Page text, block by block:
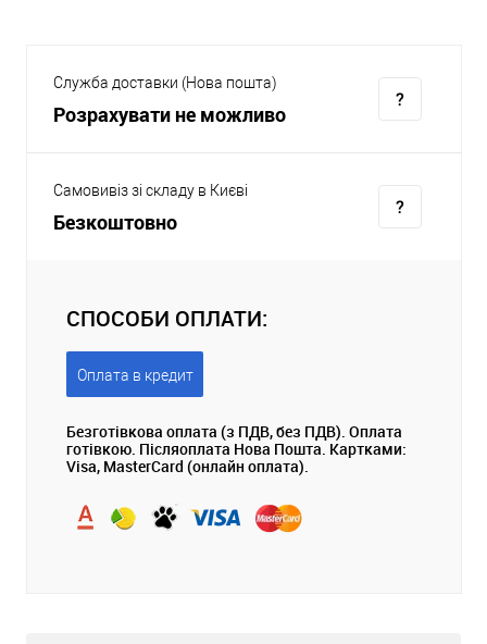
Служба доставки (Нова пошта)
Розрахувати не можливо
Самовивіз зі складу в Києві
Безкоштовно
СПОСОБИ ОПЛАТИ:
Оплата в кредит
Безготівкова оплата (з ПДВ, без ПДВ). Оплата
готівкою. Післяоплата Нова Пошта. Картками:
Visa, MasterCard (онлайн оплата).